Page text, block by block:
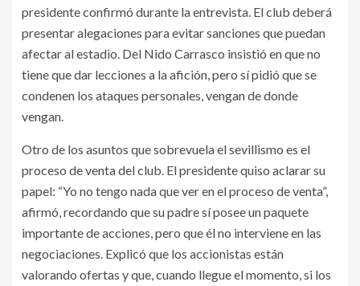
presidente confirmó durante la entrevista. El club deberá
presentar alegaciones para evitar sanciones que puedan
afectar al estadio. Del Nido Carrasco insistió en que no
tiene que dar lecciones a la afición, pero sí pidió que se
condenen los ataques personales, vengan de donde
vengan.
Otro de los asuntos que sobrevuela el sevillismo es el
proceso de venta del club. El presidente quiso aclarar su
papel: “Yo no tengo nada que ver en el proceso de venta”,
afirmó, recordando que su padre sí posee un paquete
importante de acciones, pero que él no interviene en las
negociaciones. Explicó que los accionistas están
valorando ofertas y que, cuando llegue el momento, si los